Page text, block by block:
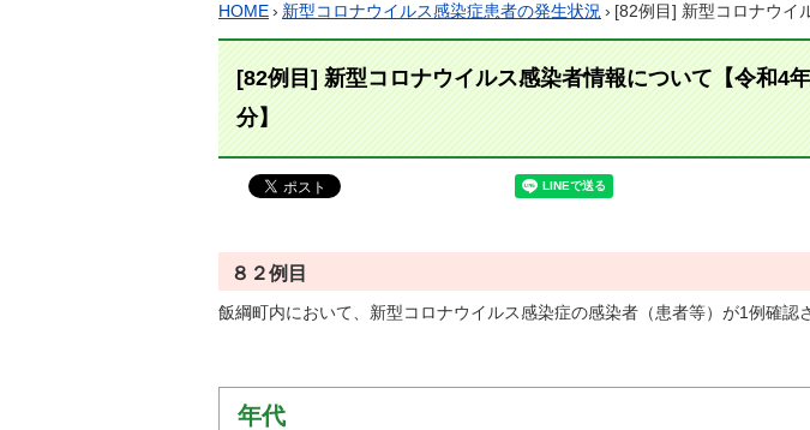
住民登録
戸籍届出
届出
年金・保険
税金
環境・ゴミ
子育て支援
高齢者福祉
介護保険
保健・医療
健康増進
アップ
ジアム
文化財
HOME› 新型コロナウイルス感染症患者の発生状況 › [82例目] 新型コロナウイ
[82例目] 新型コロナウイルス感染者情報について【令和4
分】
８２例目
飯綱町内において、新型コロナウイルス感染症の感染者（患者等）が1例確認
年代